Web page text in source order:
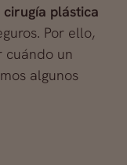
plástica
Por ello,
cuándo un
algunos